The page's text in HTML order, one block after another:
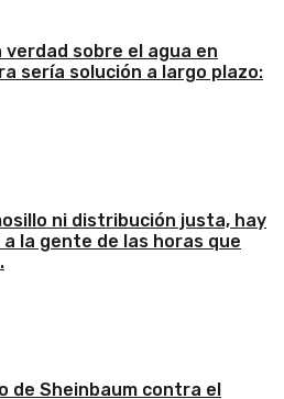
sobre el agua en
sería solución a largo plazo:
ni distribución justa, hay
la gente de las horas que
de Sheinbaum contra el